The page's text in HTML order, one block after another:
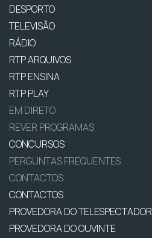
DESPORTO
TELEVISÃO
RÁDIO
RTP ARQUIVOS
RTP ENSINA
RTP PLAY
EM DIRETO
REVER PROGRAMAS
CONCURSOS
PERGUNTAS FREQUENTES
CONTACTOS
CONTACTOS
PROVEDORA DO TELESPECTADOR
PROVEDORA DO OUVINTE